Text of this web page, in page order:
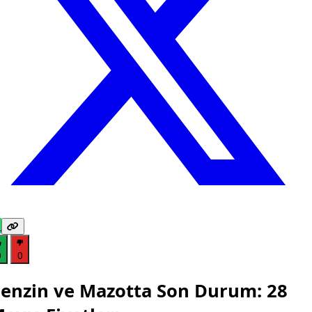
0
ve Mazotta Son Durum: 28